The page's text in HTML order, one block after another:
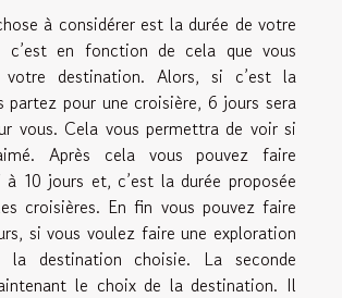
à considérer est la durée de votre
c’est en fonction de cela que vous
destination. Alors, si c’est la
partez pour une croisière, 6 jours sera
vous. Cela vous permettra de voir si
Après cela vous pouvez faire
10 jours et, c’est la durée proposée
croisières. En fin vous pouvez faire
si vous voulez faire une exploration
la destination choisie. La seconde
le choix de la destination. Il